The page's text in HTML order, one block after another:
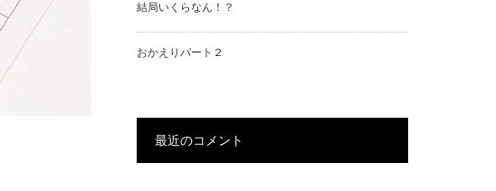
結局いくらなん！？
おかえりパート２
最近のコメント